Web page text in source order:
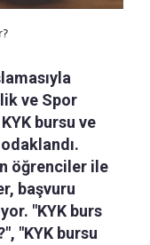
ve Spor
bursu ve
öğrenciler ile
başvuru
"KYK burs
"KYK bursu